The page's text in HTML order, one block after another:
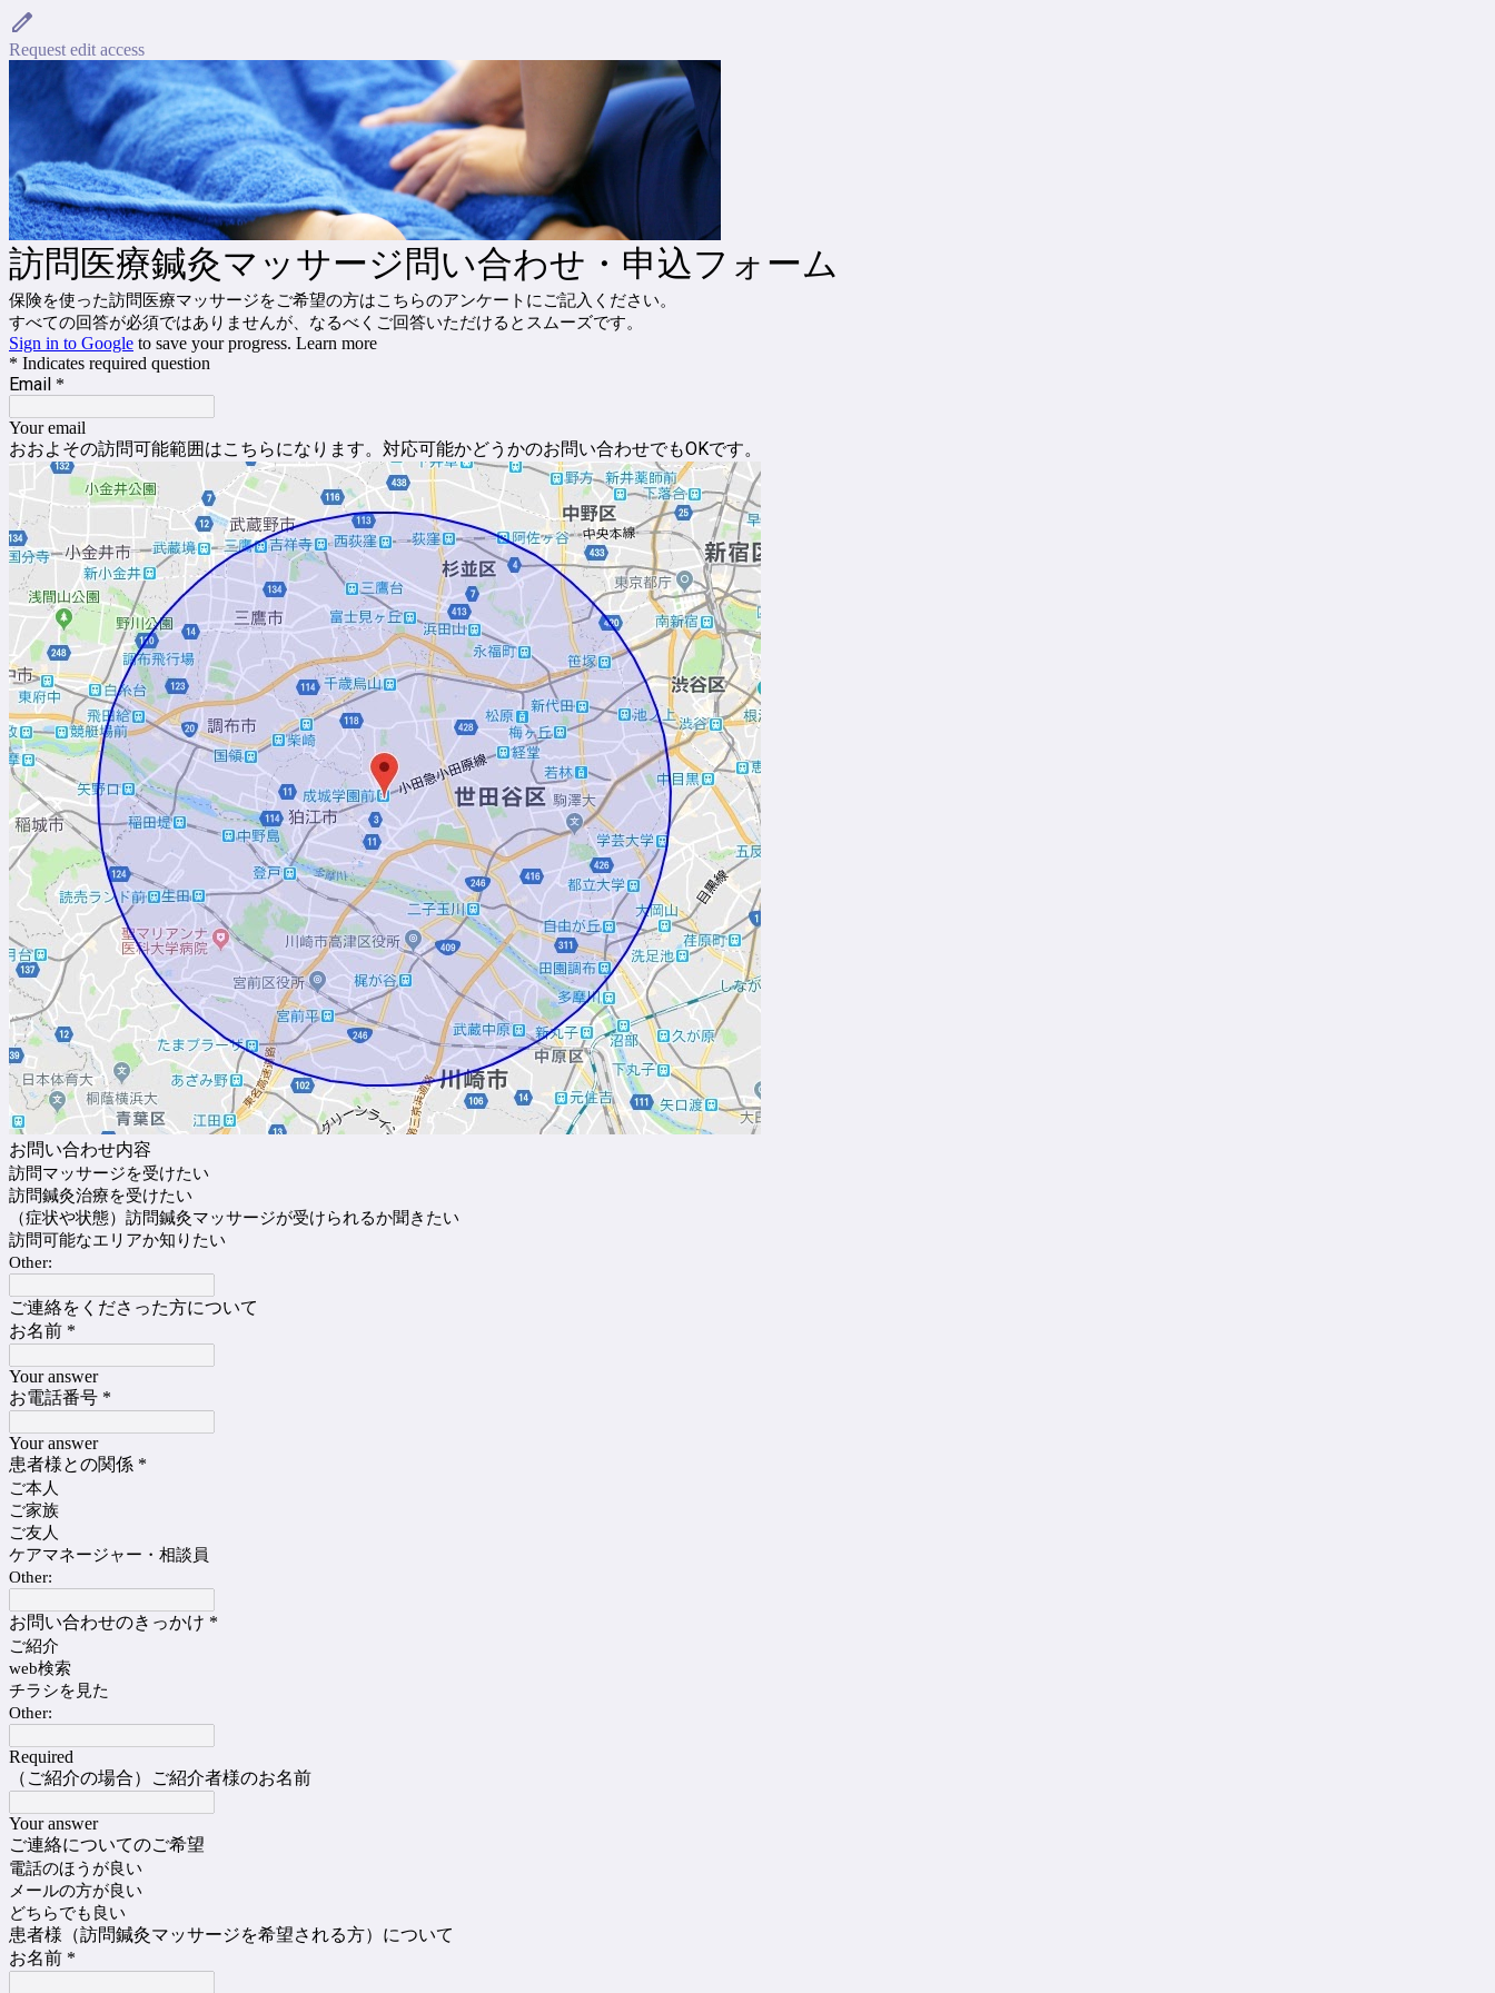
Request edit access
訪問医療鍼灸マッサージ問い合わせ・申込フォーム
保険を使った訪問医療マッサージをご希望の方はこちらのアンケートにご記入ください。
すべての回答が必須ではありませんが、なるべくご回答いただけるとスムーズです。
Sign in to Google to save your progress. Learn more
* Indicates required question
Email *
Your email
おおよその訪問可能範囲はこちらになります。対応可能かどうかのお問い合わせでもOKです。
お問い合わせ内容
訪問マッサージを受けたい
訪問鍼灸治療を受けたい
（症状や状態）訪問鍼灸マッサージが受けられるか聞きたい
訪問可能なエリアか知りたい
Other:
ご連絡をくださった方について
お名前 *
Your answer
お電話番号 *
Your answer
患者様との関係 *
ご本人
ご家族
ご友人
ケアマネージャー・相談員
Other:
お問い合わせのきっかけ *
ご紹介
web検索
チラシを見た
Other:
Required
（ご紹介の場合）ご紹介者様のお名前
Your answer
ご連絡についてのご希望
電話のほうが良い
メールの方が良い
どちらでも良い
患者様（訪問鍼灸マッサージを希望される方）について
お名前 *